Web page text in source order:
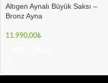
Altıgen Aynalı Büyük Saksı –
Bronz Ayna
11.990,00₺